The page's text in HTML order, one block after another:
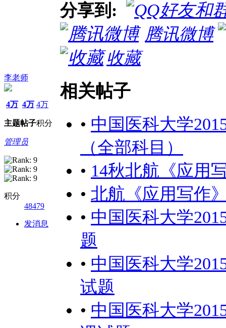
李老师
4万
主题
4万
帖子
4万
积分
管理员
积分
48479
发消息
分享到:
腾讯微博
收藏
相关帖子
• 中国医科大学
（全部科目）
• 14秋北航《应用
• 北航《应用写作
• 中国医科大学
题
• 中国医科大学
试题
• 中国医科大学